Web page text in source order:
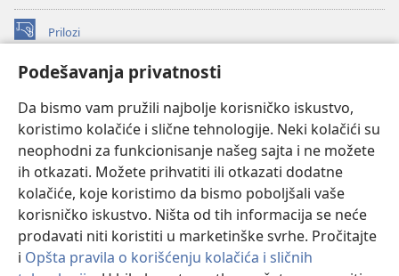
Podešavanja privatnosti
Da bismo vam pružili najbolje korisničko iskustvo,
koristimo kolačiće i slične tehnologije. Neki kolačići su
neophodni za funkcionisanje našeg sajta i ne možete
ih otkazati. Možete prihvatiti ili otkazati dodatne
kolačiće, koje koristimo da bismo poboljšali vaše
korisničko iskustvo. Ništa od tih informacija se neće
prodavati niti koristiti u marketinške svrhe. Pročitajte
i Opšta pravila o korišćenju kolačića i sličnih
Prilozi
(otvara
prozor)ONLAJN BIBLIOTEKA Watchtower
novi
prozor)JW Hub®
(otvara
novi
prozor)
®
Watchtower Library®